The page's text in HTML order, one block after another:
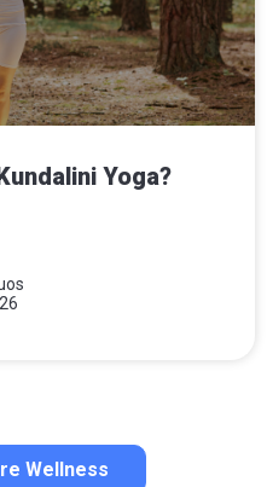
Yoga?
Wellness